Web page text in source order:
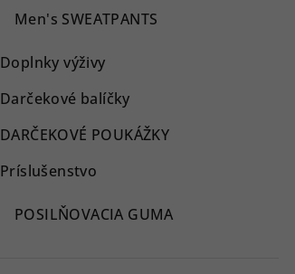
Men's SWEATPANTS
Doplnky výživy
Darčekové balíčky
DARČEKOVÉ POUKÁŽKY
Príslušenstvo
POSILŇOVACIA GUMA